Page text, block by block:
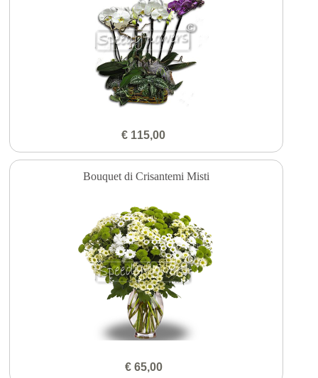
€ 115,00
Bouquet di Crisantemi Misti
€ 65,00